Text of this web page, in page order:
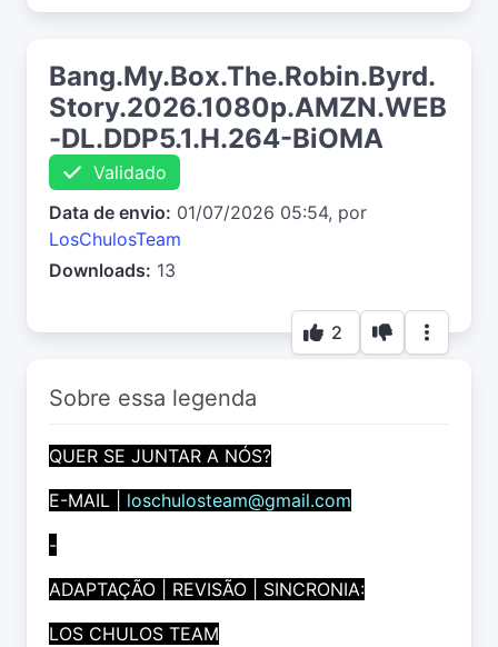
Bang.My.Box.The.Robin.Byrd.
Story.2026.1080p.AMZN.WEB
-DL.DDP5.1.H.264-BiOMA
Validado
Data de envio: 01/07/2026 05:54, por
LosChulosTeam
Downloads: 13
2
Sobre essa legenda
QUER SE JUNTAR A NÓS?
E-MAIL |
loschulosteam@gmail.com
-
ADAPTAÇÃO | REVISÃO | SINCRONIA:
LOS CHULOS TEAM